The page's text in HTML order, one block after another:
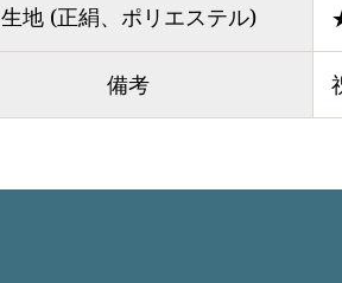
生地 (正絹、ポリエステル)
備考